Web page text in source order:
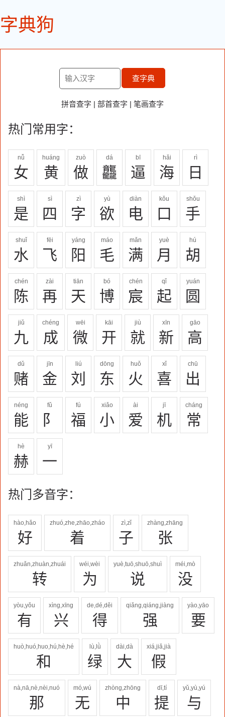
字典狗
查字典
拼音查字 | 部首查字 | 笔画查字
热门常用字：
nǚ
女
huáng
黄
zuò
做
dá
龘
bī
逼
hǎi
海
rì
日
shì
是
sì
四
zì
字
yù
欲
diàn
电
kǒu
口
shǒu
手
shuǐ
水
fēi
飞
yáng
阳
máo
毛
mǎn
满
yuè
月
hú
胡
chén
陈
zài
再
tiān
天
bó
博
chén
宸
qǐ
起
yuán
圆
jiǔ
九
chéng
成
wēi
微
kāi
开
jiù
就
xīn
新
gāo
高
dǔ
赌
jīn
金
liú
刘
dōng
东
huǒ
火
xǐ
喜
chū
出
néng
能
fǔ
阝
fú
福
xiǎo
小
ài
爱
jī
机
cháng
常
hè
赫
yī
一
热门多音字：
hào,hǎo
好
zhuó,zhe,zhāo,zháo
着
zì,zǐ
子
zhàng,zhāng
张
zhuǎn,zhuàn,zhuái
转
wéi,wèi
为
yuè,tuō,shuō,shuì
说
méi,mò
没
yòu,yǒu
有
xìng,xīng
兴
de,dé,děi
得
qiǎng,qiáng,jiàng
强
yào,yāo
要
huò,huó,huo,hú,hè,hé
和
lù,lǜ
绿
dài,dà
大
xiá,jiǎ,jià
假
nà,nā,nè,nèi,nuó
那
mó,wú
无
zhòng,zhōng
中
dī,tí
提
yǔ,yù,yú
与